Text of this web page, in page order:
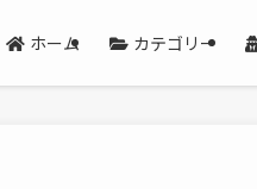
ホーム カテゴリー